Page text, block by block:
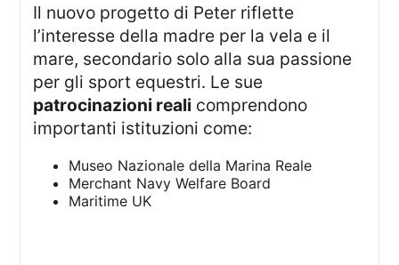
Il nuovo progetto di Peter riflette
l’interesse della madre per la vela e il
mare, secondario solo alla sua passione
per gli sport equestri. Le sue
patrocinazioni reali comprendono
importanti istituzioni come:
Museo Nazionale della Marina Reale
Merchant Navy Welfare Board
Maritime UK